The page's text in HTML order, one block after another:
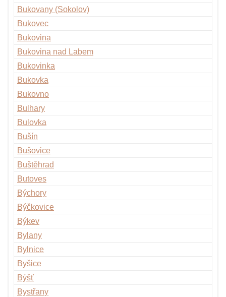
Bukovany (Sokolov)
Bukovec
Bukovina
Bukovina nad Labem
Bukovinka
Bukovka
Bukovno
Bulhary
Bulovka
Bušín
Bušovice
Buštěhrad
Butoves
Býchory
Býčkovice
Býkev
Bylany
Bylnice
Byšice
Býšť
Bystřany